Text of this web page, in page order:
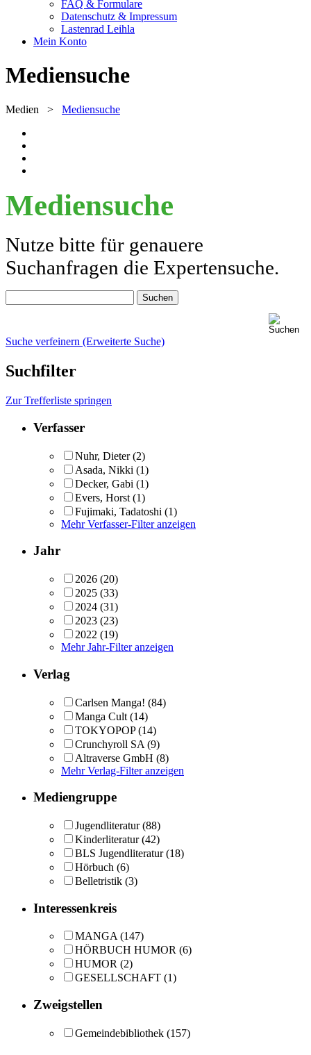
FAQ & Formulare
Datenschutz & Impressum
Lastenrad Leihla
Mein Konto
Mediensuche
Medien > Mediensuche
Mediensuche
Nutze bitte für genauere
Suchanfragen die Expertensuche.
Suche verfeinern (Erweiterte Suche)
Suchfilter
Zur Trefferliste springen
Verfasser
Nuhr, Dieter (2)
Asada, Nikki (1)
Decker, Gabi (1)
Evers, Horst (1)
Fujimaki, Tadatoshi (1)
Mehr Verfasser-Filter anzeigen
Jahr
2026 (20)
2025 (33)
2024 (31)
2023 (23)
2022 (19)
Mehr Jahr-Filter anzeigen
Verlag
Carlsen Manga! (84)
Manga Cult (14)
TOKYOPOP (14)
Crunchyroll SA (9)
Altraverse GmbH (8)
Mehr Verlag-Filter anzeigen
Mediengruppe
Jugendliteratur (88)
Kinderliteratur (42)
BLS Jugendliteratur (18)
Hörbuch (6)
Belletristik (3)
Interessenkreis
MANGA (147)
HÖRBUCH HUMOR (6)
HUMOR (2)
GESELLSCHAFT (1)
Zweigstellen
Gemeindebibliothek (157)